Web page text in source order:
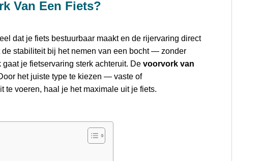
Van Een Fiets?
dat je fiets bestuurbaar maakt en de rijervaring direct
stabiliteit bij het nemen van een bocht — zonder
je fietservaring sterk achteruit. De voorvork van
het juiste type te kiezen — vaste of
voeren, haal je het maximale uit je fiets.